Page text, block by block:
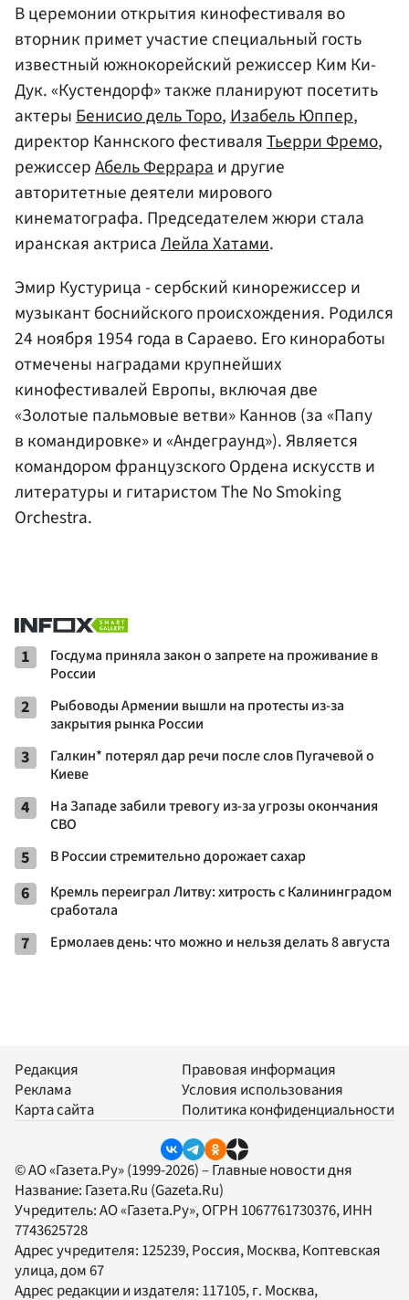
В церемонии открытия кинофестиваля во
вторник примет участие специальный гость
известный южнокорейский режиссер Ким Ки-
Дук. «Кустендорф» также планируют посетить
актерыБенисио дель Торо,Изабель Юппер,
директор Каннского фестиваляТьерри Фремо,
режиссерАбель Феррараи другие
авторитетные деятели мирового
кинематографа. Председателем жюри стала
иранская актрисаЛейла Хатами.
Эмир Кустурица - сербский кинорежиссер и
музыкант боснийского происхождения. Родился
24 ноября 1954 года в Сараево. Его киноработы
отмечены наградами крупнейших
кинофестивалей Европы, включая две
«Золотые пальмовые ветви» Каннов (за «Папу
в командировке» и «Андеграунд»). Является
командором французского Ордена искусств и
литературы и гитаристом The No Smoking
Orchestra.
1
Госдума приняла закон о запрете на проживание в
России
2
Рыбоводы Армении вышли на протесты из-за
закрытия рынка России
3
Галкин* потерял дар речи после слов Пугачевой о
Киеве
4
На Западе забили тревогу из-за угрозы окончания
СВО
5 В России стремительно дорожает сахар
6
Кремль переиграл Литву: хитрость с Калининградом
сработала
7 Ермолаев день: что можно и нельзя делать 8 августа
Редакция
Реклама
Карта сайта
Правовая информация
Условия использования
Политика конфиденциальности
© АО «Газета.Ру» (1999-2026) – Главные новости дня
Название: Газета.Ru (Gazeta.Ru)
Учредитель:АО «Газета.Ру», ОГРН 1067761730376, ИНН
7743625728
Адрес учредителя: 125239, Россия, Москва, Коптевская
улица, дом 67
Адрес редакции и издателя: 117105, г. Москва,